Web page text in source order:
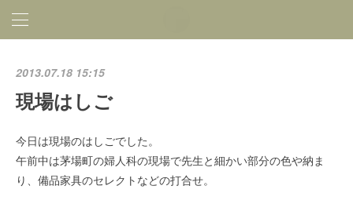
2013.07.18 15:15
現場はしご
今日は現場のはしごでした。
午前中は茅場町の婦人科の現場で先生と細かい部分の色や納ま
り、備品家具のセレクトなどの打合せ。